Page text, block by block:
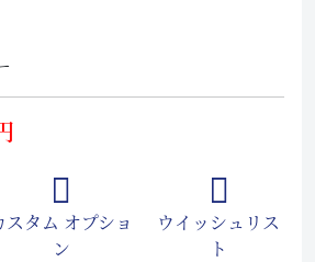
スタム オプショ
ン
ウイッシュリス
ト